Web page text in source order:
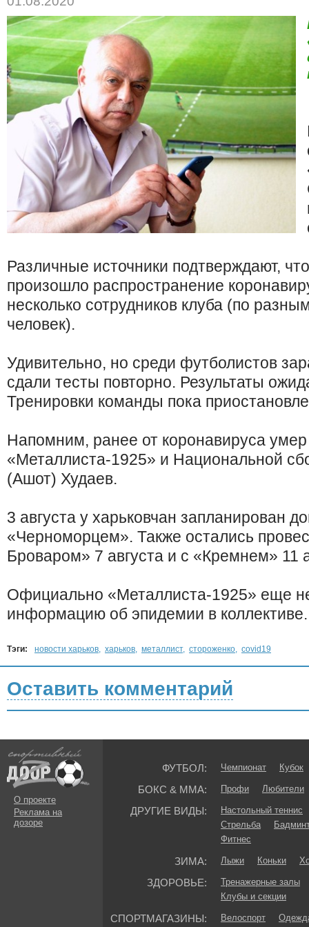
Различные источники подтверждают,
произошло распространение
несколько сотрудников клуба (по
человек).
Удивительно, но среди футболистов
сдали тесты повторно. Результаты
Тренировки команды пока
Напомним, ранее от коронавируса умер
«Металлиста-1925» и Национальной
(Ашот) Худаев.
3 августа у харьковчан запланирован
«Черноморцем». Также остались
Броваром» 7 августа и с «Кремнем» 11
Официально «Металлиста-1925» еще
информацию об эпидемии в коллективе.
Тэги: новости харьков, харьков, металлист, стороженко, covid19
Оставить комментарий
О проекте
Реклама на
дозоре
ФУТБОЛ: Чемпионат Кубок
БОКС & ММА: Профи Любители
ДРУГИЕ ВИДЫ:
Настольный теннис
Стрельба
Фитнес
ЗИМА: Лыжи Коньки
ЗДОРОВЬЕ:
Тренажерные залы
Клубы и секции
СПОРТМАГАЗИНЫ: Велоспорт